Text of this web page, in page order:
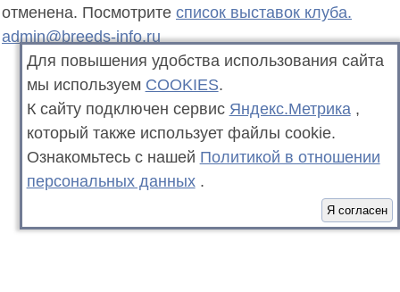
отменена. Посмотрите список выставок клуба.
admin@breeds-info.ru
Для повышения удобства использования сайта
мы используем COOKIES.
К сайту подключен сервис Яндекс.Метрика ,
который также использует файлы cookie.
Ознакомьтесь с нашей Политикой в отношении
персональных данных .
Я согласен